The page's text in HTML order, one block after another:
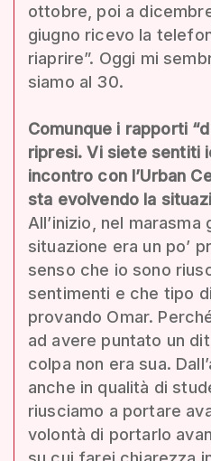
ottobre, poi a
giugno ricevo la
riaprire”. Oggi mi
siamo al 30.
Comunque i rapporti
ripresi. Vi siete sentiti
incontro con l’Urban
sta evolvendo la
All’inizio, nel marasma
situazione era un po’
senso che io sono
sentimenti e che tipo
provando Omar.
ad avere puntato un
colpa non era sua.
anche in qualità di
riusciamo a portare
volontà di portarlo